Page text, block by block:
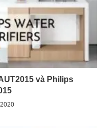
và Philips